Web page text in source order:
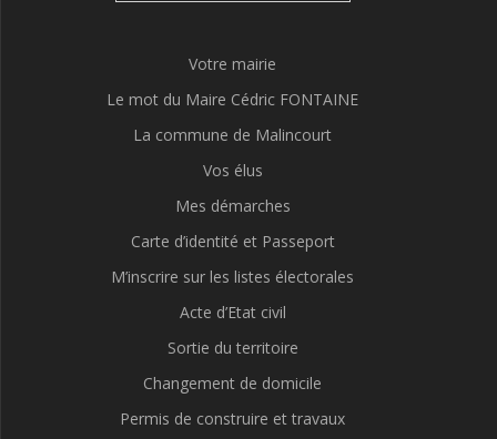
Votre mairie
Le mot du Maire Cédric FONTAINE
La commune de Malincourt
Vos élus
Mes démarches
Carte d’identité et Passeport
M’inscrire sur les listes électorales
Acte d’Etat civil
Sortie du territoire
Changement de domicile
Permis de construire et travaux